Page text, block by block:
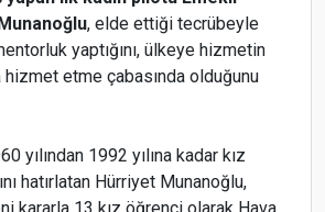
, elde ettiği tecrübeyle
yaptığını, ülkeye hizmetin
hizmet etme çabasında olduğunu
yılından 1992 yılına kadar kız
hatırlatan Hürriyet Munanoğlu,